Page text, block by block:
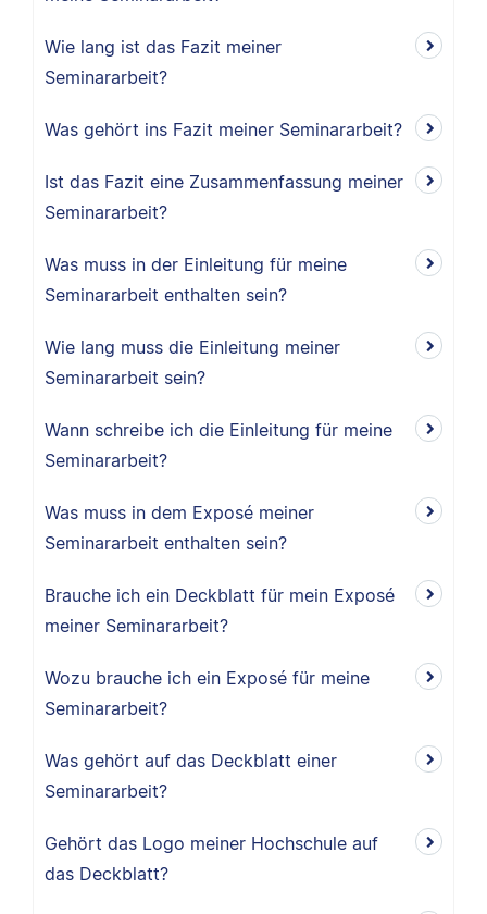
Wie lang ist das Fazit meiner
Seminararbeit?
Was gehört ins Fazit meiner Seminararbeit?
Ist das Fazit eine Zusammenfassung meiner
Seminararbeit?
Was muss in der Einleitung für meine
Seminararbeit enthalten sein?
Wie lang muss die Einleitung meiner
Seminararbeit sein?
Wann schreibe ich die Einleitung für meine
Seminararbeit?
Was muss in dem Exposé meiner
Seminararbeit enthalten sein?
Brauche ich ein Deckblatt für mein Exposé
meiner Seminararbeit?
Wozu brauche ich ein Exposé für meine
Seminararbeit?
Was gehört auf das Deckblatt einer
Seminararbeit?
Gehört das Logo meiner Hochschule auf
das Deckblatt?